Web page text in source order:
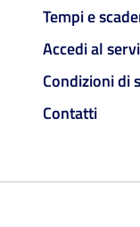
Tempi e
Accedi al
Condizioni di
Contatti